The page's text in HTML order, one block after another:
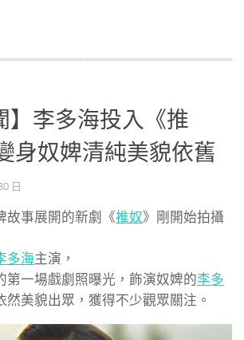
】李多海投入《推
身奴婢清純美貌依舊
日
故事展開的新劇《推奴》剛開始拍攝
多海主演，
第一場戲劇照曝光，飾演奴婢的李多
然美貌出眾，獲得不少觀眾關注。